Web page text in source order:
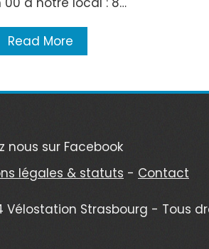
Read More
nous sur Facebook
légales & statuts - Contact
Vélostation Strasbourg - Tous